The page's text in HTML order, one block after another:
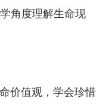
角度理解生命现
价值观，学会珍惜